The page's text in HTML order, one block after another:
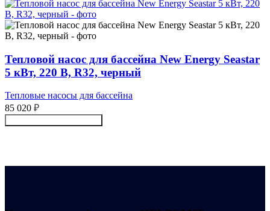
Тепловой насос для бассейна New Energy Seastar
5 кВт, 220 В, R32, черный
Тепловые насосы для бассейна
85 020 ₽